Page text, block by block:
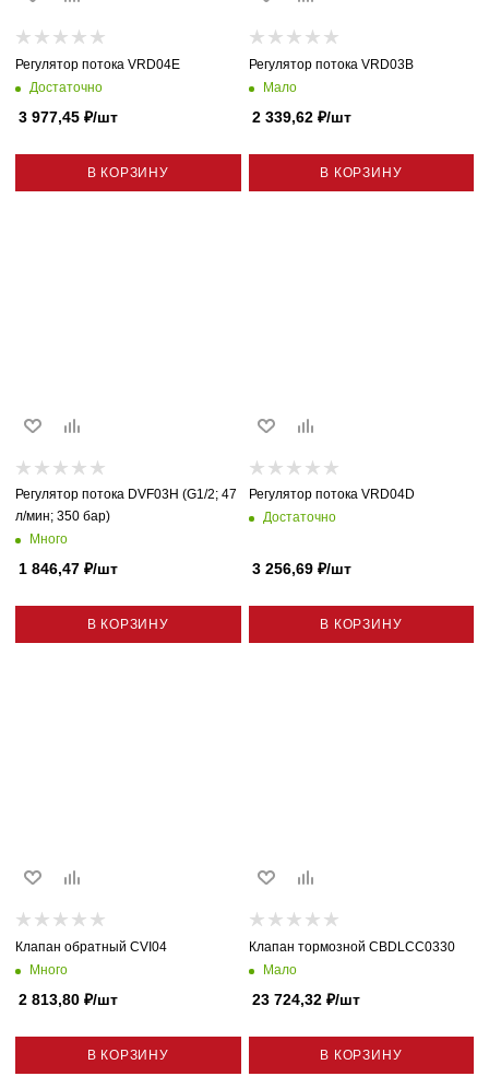
Регулятор потока VRD04E
Достаточно
3 977,45 ₽/шт
В КОРЗИНУ
Регулятор потока VRD03B
Мало
2 339,62₽/шт
В КОРЗИНУ
Регулятор потока DVF03H (G1/2; 47
л/мин; 350 бар)
Много
1 846,47 ₽/шт
В КОРЗИНУ
Регулятор потока VRD04D
Достаточно
3 256,69₽/шт
В КОРЗИНУ
Клапан обратный CVI04
Много
2 813,80 ₽/шт
В КОРЗИНУ
Клапан тормозной CBDLCC0330
Мало
23 724,32₽/шт
В КОРЗИНУ